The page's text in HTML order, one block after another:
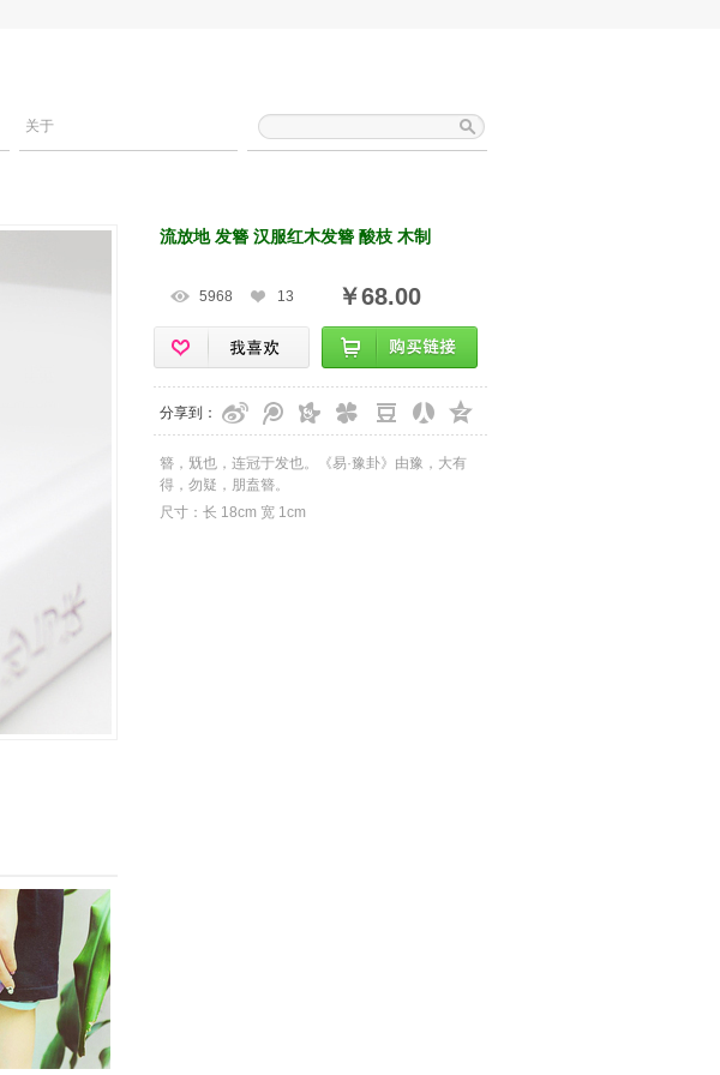
关于
流放地 发簪 汉服红木发簪 酸枝 木制
5968 13 ￥68.00
分享到：
簪，兓也，连冠于发也。《易·豫卦》由豫，大有
得，勿疑，朋盍簪。
尺寸：长 18cm 宽 1cm